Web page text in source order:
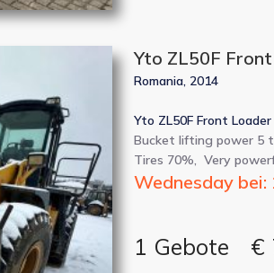
Yto ZL50F
Romania, 2014
Yto ZL50F Front
Bucket lifting power 5
Tires 70%, Very
Wednesday bei:
1 Gebote €